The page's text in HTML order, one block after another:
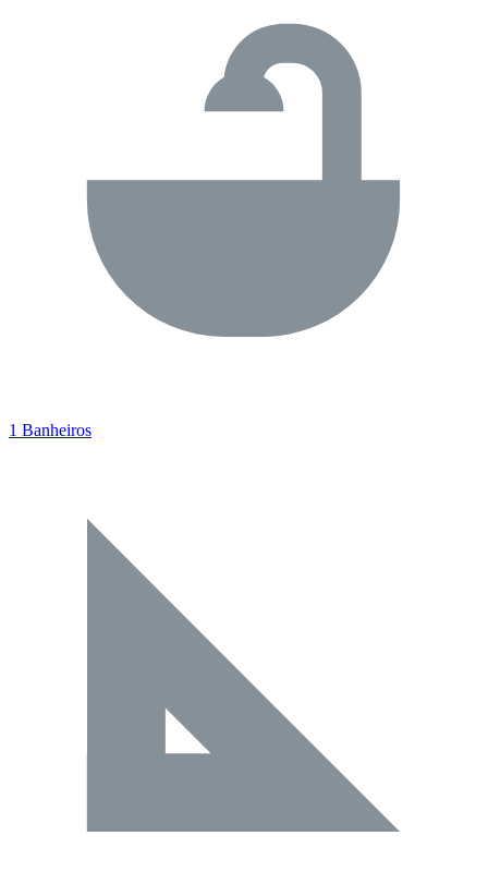
1 Banheiros